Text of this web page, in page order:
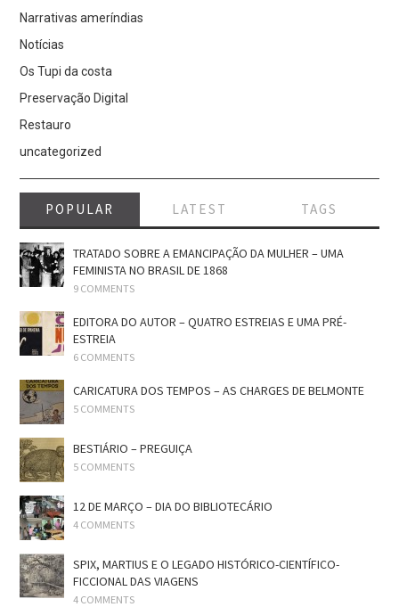
Narrativas ameríndias
Notícias
Os Tupi da costa
Preservação Digital
Restauro
uncategorized
POPULAR LATEST TAGS
TRATADO SOBRE A EMANCIPAÇÃO DA MULHER – UMA
FEMINISTA NO BRASIL DE 1868
9 COMMENTS
EDITORA DO AUTOR – QUATRO ESTREIAS E UMA PRÉ-
ESTREIA
6 COMMENTS
CARICATURA DOS TEMPOS – AS CHARGES DE BELMONTE
5 COMMENTS
BESTIÁRIO – PREGUIÇA
5 COMMENTS
12 DE MARÇO – DIA DO BIBLIOTECÁRIO
4 COMMENTS
SPIX, MARTIUS E O LEGADO HISTÓRICO-CIENTÍFICO-
FICCIONAL DAS VIAGENS
4 COMMENTS